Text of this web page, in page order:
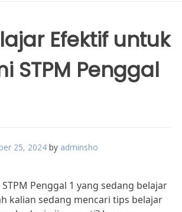
Efektif untuk
STPM Penggal
25, 2024 by adminsho
Penggal 1 yang sedang belajar
kalian sedang mencari tips belajar